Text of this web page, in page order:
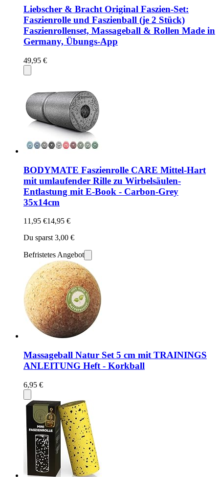
Liebscher & Bracht Original Faszien-Set:
Faszienrolle und Faszienball (je 2 Stück)
Faszienrollenset, Massageball & Rollen Made in
Germany, Übungs-App
49,95 €
BODYMATE Faszienrolle CARE Mittel-Hart
mit umlaufender Rille zu Wirbelsäulen-
Entlastung mit E-Book - Carbon-Grey
35x14cm
11,95 €14,95 €
Du sparst 3,00 €
Befristetes Angebot
Massageball Natur Set 5 cm mit TRAININGS
ANLEITUNG Heft - Korkball
6,95 €